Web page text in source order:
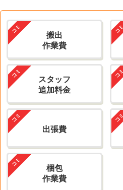
搬出
作業費
スタッフ
追加料金
出張費
梱包
作業費